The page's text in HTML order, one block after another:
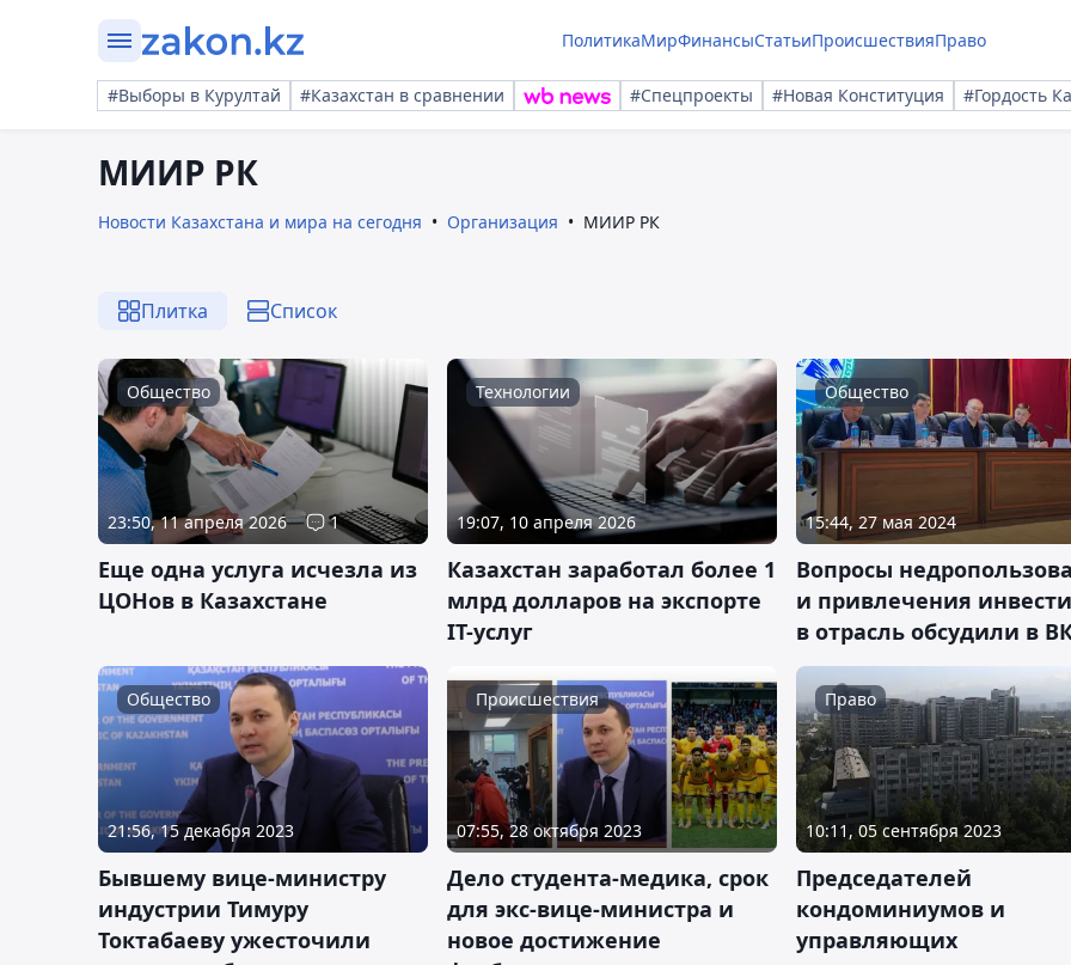
ПолитикаМирФинансыСтатьиПроисшествияПраво
#Выборы в Курултай #Казахстан в сравнении #Спецпроекты #Новая Конституция #Гордость
МИИР РК
Новости Казахстана и мира на сегодня Организация МИИР РК
Плитка Список
Общество
23:50, 11 апреля 2026 1
Еще одна услуга исчезла из
ЦОНов в Казахстане
Технологии
19:07, 10 апреля 2026
Казахстан заработал более 1
млрд долларов на экспорте
IT-услуг
Общество
15:44, 27 мая 2024
Вопросы
и привлечения
в отрасль обсудили в
Общество
21:56, 15 декабря 2023
Бывшему вице-министру
индустрии Тимуру
Токтабаеву ужесточили
Происшествия
07:55, 28 октября 2023
Дело студента-медика, срок
для экс-вице-министра и
новое достижение
Право
10:11, 05 сентября 2023
Председателей
кондоминиумов и
управляющих